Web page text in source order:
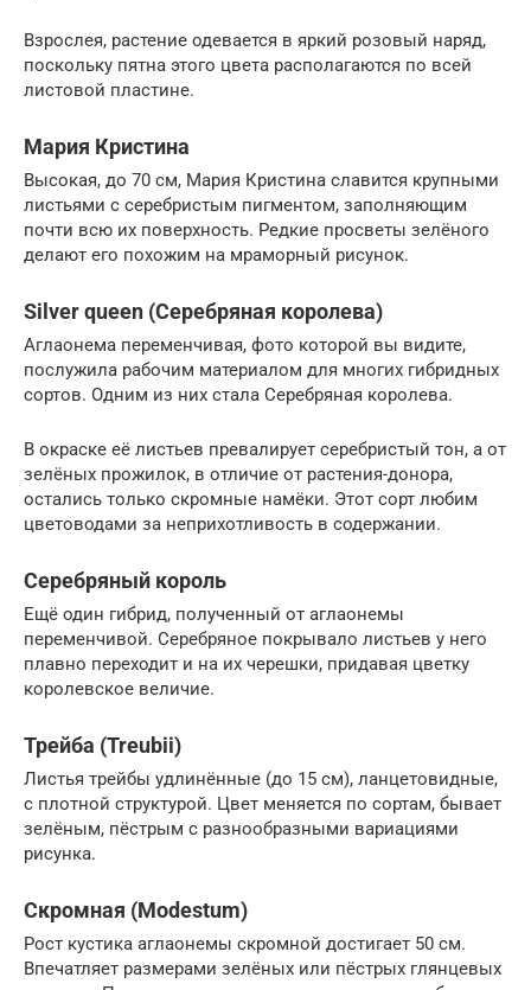
Взрослея, растение одевается в яркий розовый наряд,
поскольку пятна этого цвета располагаются по всей
листовой пластине.
Мария Кристина
Высокая, до 70 см, Мария Кристина славится крупными
листьями с серебристым пигментом, заполняющим
почти всю их поверхность. Редкие просветы зелёного
делают его похожим на мраморный рисунок.
Silver queen (Серебряная королева)
Аглаонема переменчивая, фото которой вы видите,
послужила рабочим материалом для многих гибридных
сортов. Одним из них стала Серебряная королева.
В окраске её листьев превалирует серебристый тон, а от
зелёных прожилок, в отличие от растения-донора,
остались только скромные намёки. Этот сорт любим
цветоводами за неприхотливость в содержании.
Серебряный король
Ещё один гибрид, полученный от аглаонемы
переменчивой. Серебряное покрывало листьев у него
плавно переходит и на их черешки, придавая цветку
королевское величие.
Трейба (Treubii)
Листья трейбы удлинённые (до 15 см), ланцетовидные,
с плотной структурой. Цвет меняется по сортам, бывает
зелёным, пёстрым с разнообразными вариациями
рисунка.
Скромная (Modestum)
Рост кустика аглаонемы скромной достигает 50 см.
Впечатляет размерами зелёных или пёстрых глянцевых